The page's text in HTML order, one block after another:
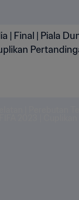
| Final | Piala